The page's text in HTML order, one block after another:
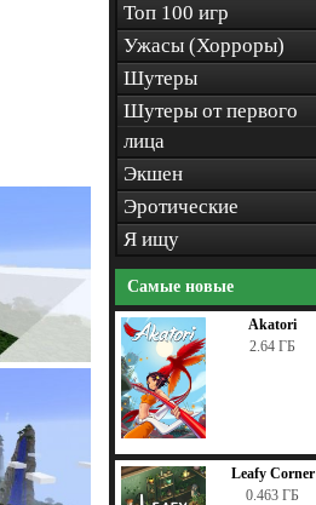
Топ 100 игр
Ужасы (Хорроры)
Шутеры
Шутеры от первого
лица
Экшен
Эротические
Я ищу
Самые новые
Akatori
2.64 ГБ
Leafy Corner
0.463 ГБ